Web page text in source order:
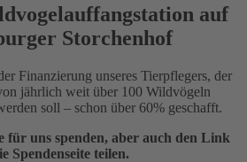
auf
Storchenhof
Finanzierung unseres Tierpflegers, der
jährlich weit über 100 Wildvögeln
soll – schon über 60% geschafft.
für uns spenden, aber auch den Link
Spendenseite teilen.